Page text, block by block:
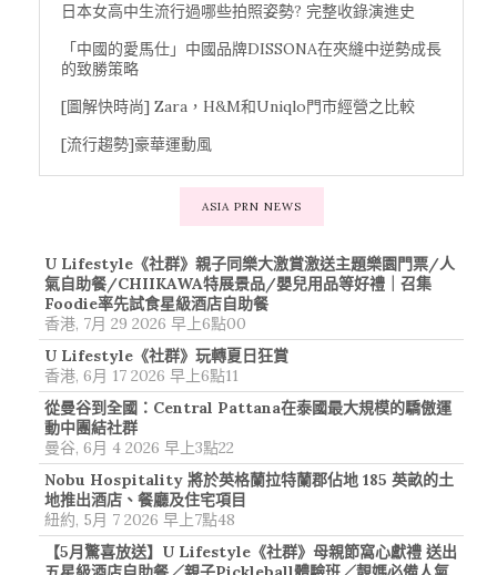
日本女高中生流行過哪些拍照姿勢? 完整收錄演進史
「中國的愛馬仕」中國品牌DISSONA在夾縫中逆勢成長
的致勝策略
[圖解快時尚] Zara，H&M和Uniqlo門市經營之比較
[流行趨勢]豪華運動風
ASIA PRN NEWS
U Lifestyle《社群》親子同樂大激賞激送主題樂園門票/人
氣自助餐/CHIIKAWA特展景品/嬰兒用品等好禮｜召集
Foodie率先試食星級酒店自助餐
香港, 7月 29 2026 早上6點00
U Lifestyle《社群》玩轉夏日狂賞
香港, 6月 17 2026 早上6點11
從曼谷到全國：Central Pattana在泰國最大規模的驕傲運
動中團結社群
曼谷, 6月 4 2026 早上3點22
Nobu Hospitality 將於英格蘭拉特蘭郡佔地 185 英畝的土
地推出酒店、餐廳及住宅項目
紐約, 5月 7 2026 早上7點48
【5月驚喜放送】U Lifestyle《社群》母親節窩心獻禮 送出